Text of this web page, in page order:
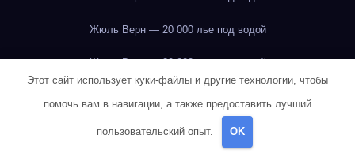
Жюль Верн — 20 000 лье под водой
Жюль Верн — 20 000 лье под водой
Жюль Верн — 20 000 лье под водой
Этот сайт использует куки-файлы и другие технологии, чтобы
помочь вам в навигации, а также предоставить лучший
пользовательский опыт. OK